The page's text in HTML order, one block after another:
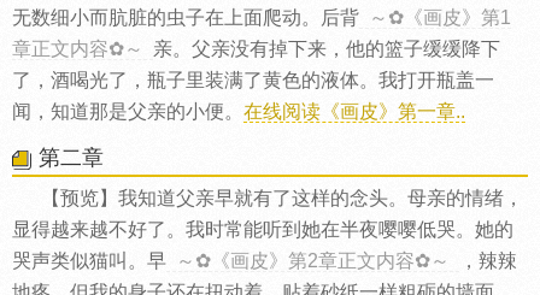
无数细小而肮脏的虫子在上面爬动。后背
～✿《画皮》第1
章正文内容✿～
亲。父亲没有掉下来，他的篮子缓缓降下
了，酒喝光了，瓶子里装满了黄色的液体。我打开瓶盖一
闻，知道那是父亲的小便。 在线阅读《画皮》第一章..
第二章
【预览】我知道父亲早就有了这样的念头。母亲的情绪，
显得越来越不好了。我时常能听到她在半夜嘤嘤低哭。她的
哭声类似猫叫。早
～✿《画皮》第2章正文内容✿～
，辣辣